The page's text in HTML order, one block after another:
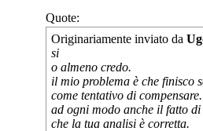
Quote:
Originariamente inviato da
si
o almeno credo.
il mio problema è che finisco
come tentativo di compensare.
ad ogni modo anche il fatto
che la tua analisi è corretta.